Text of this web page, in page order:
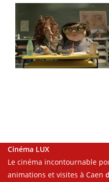
Cinéma LUX
Le cinéma incontournable
animations et visites à Caen